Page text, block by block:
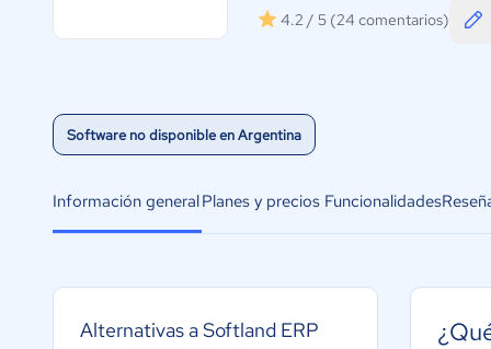
4.2 / 5 (24 comentarios)
Software no disponible en Argentina
Información generalPlanes y precios Funcionalidades
Alternativas a Softland ERP